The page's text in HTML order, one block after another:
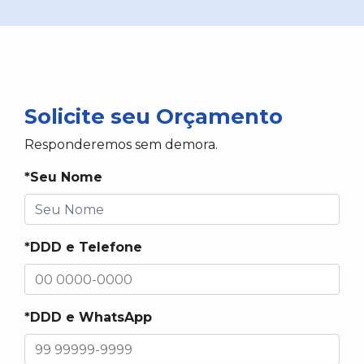
Solicite seu Orçamento
Responderemos sem demora.
*Seu Nome
*DDD e Telefone
*DDD e WhatsApp